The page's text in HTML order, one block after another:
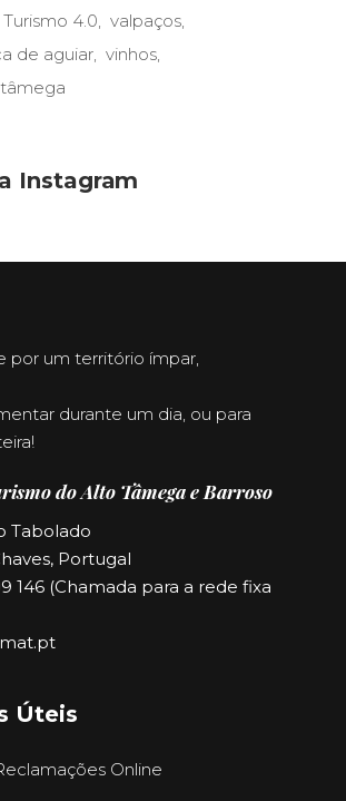
Turismo 4.0
valpaços
de aguiar vinhos
Instagram
por um território ímpar,
durante um dia, ou para
do Alto Tâmega e Barroso
Tabolado
Portugal
146 (Chamada para a rede fixa
Úteis
Online